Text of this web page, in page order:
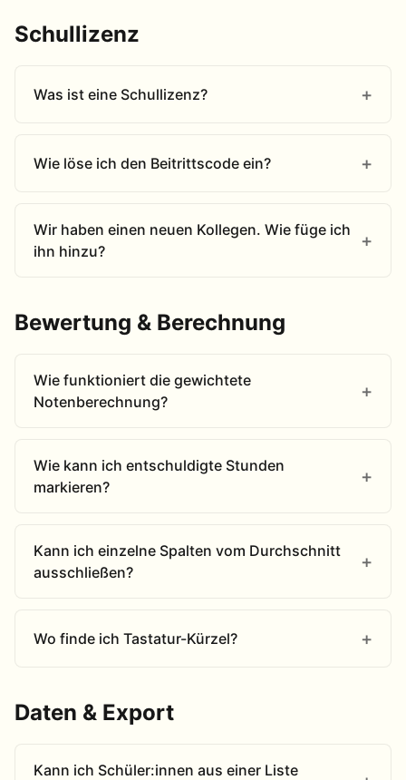
Schullizenz
Was ist eine Schullizenz?
Wie löse ich den Beitrittscode ein?
Wir haben einen neuen Kollegen. Wie füge ich
ihn hinzu?
Bewertung & Berechnung
Wie funktioniert die gewichtete
Notenberechnung?
Wie kann ich entschuldigte Stunden
markieren?
Kann ich einzelne Spalten vom Durchschnitt
ausschließen?
Wo finde ich Tastatur-Kürzel?
Daten & Export
Kann ich Schüler:innen aus einer Liste